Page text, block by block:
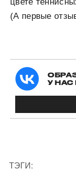
(А первые
У НАС
ТЭГИ: